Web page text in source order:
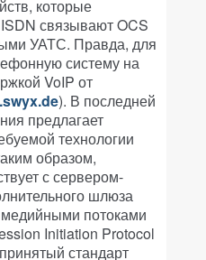
которые
связывают OCS
УАТС. Правда, для
систему на
VoIP от
). В последней
предлагает
технологии
образом,
с сервером-
шлюза
потоками
Initiation Protocol
стандарт